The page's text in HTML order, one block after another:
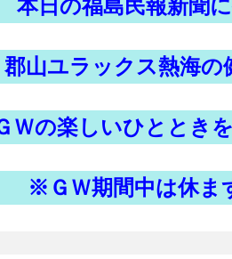
本日の福島民報新聞
郡山ユラックス熱海の
Ｗの楽しいひととき
※ＧＷ期間中は休ま